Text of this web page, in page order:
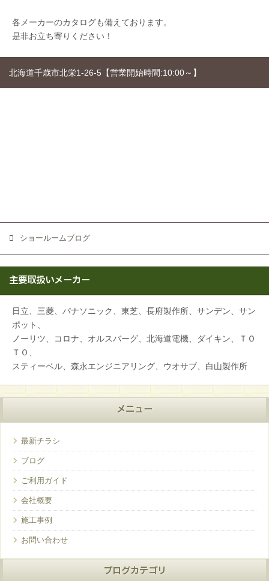
各メーカーのカタログも備えております。
是非お立ち寄りください！
ショールームブログ
北海道千歳市北栄1-26-5【営業開始時間:10:00～】
主要取扱いメーカー
日立、三菱、パナソニック、東芝、長府製作所、サンデン、サン
ポット、
ノーリツ、コロナ、オルスバーグ、北海道電機、ダイキン、ＴＯ
ＴＯ、
スティーベル、森永エンジニアリング、ウオサブ、白山製作所
メニュー
最新チラシ
ブログ
ご利用ガイド
会社概要
施工事例
お問い合わせ
ブログカテゴリ